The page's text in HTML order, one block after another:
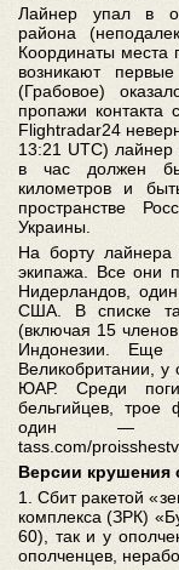
Лайнер упал в
района
Координаты места
возникают
(Грабовое)
пропажи
Flightradar24
13:21 UTC) лайнер
в час должен
километров и
пространстве
Украины.
На борту
экипажа. Все они
Нидерландов,
США. В списке
(включая 15
Индонезии.
Великобритании,
ЮАР. Среди
бельгийцев,
один —
tass.com/
Версии крушения
1. Сбит ракетой
комплекса (ЗРК)
60), так и у
ополченцев,